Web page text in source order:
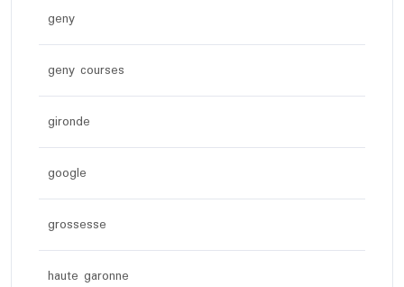
geny
geny courses
gironde
google
grossesse
haute garonne